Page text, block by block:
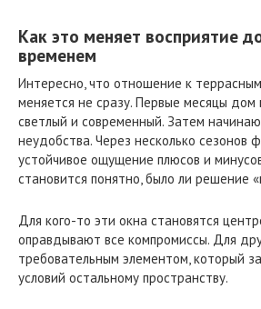
Как это меняет восприятие
временем
Интересно, что отношение к
меняется не сразу. Первые месяцы дом
светлый и современный. Затем
неудобства. Через несколько сезонов
устойчивое ощущение плюсов и
становится понятно, было ли решение
Для кого-то эти окна становятся
оправдывают все компромиссы. Для
требовательным элементом, который
условий остальному пространству.